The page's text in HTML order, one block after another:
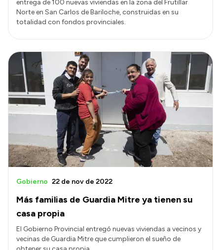
entrega de 100 nuevas viviendas en la zona del Frutillar
Norte en San Carlos de Bariloche, construidas en su
totalidad con fondos provinciales.
Más familias de Guardia Mitre ya tienen su
casa propia
Gobierno 22 de nov de 2022
El Gobierno Provincial entregó nuevas viviendas a vecinos y
vecinas de Guardia Mitre que cumplieron el sueño de